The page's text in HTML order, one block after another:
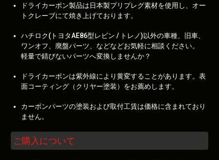
ドライカーボン製品は日本製プリプレグ素材を使用し、オー
トクレーブにて焼き上げております。
ハチロク(トヨタAE86型レビン / トレノ)以外の車種、旧車、
ワンオフ、廃盤パーツ、などなどお気軽に相談ください。
軽量で錆びないパーツへ変換しませんか？
ドライカーボンは紫外線により黄変することがあります。表
面コーティング（クリヤー塗装）をお薦めします。
カーボンパーツの塗装および取付工賃は価格に含まれており
ません。
ご購入について